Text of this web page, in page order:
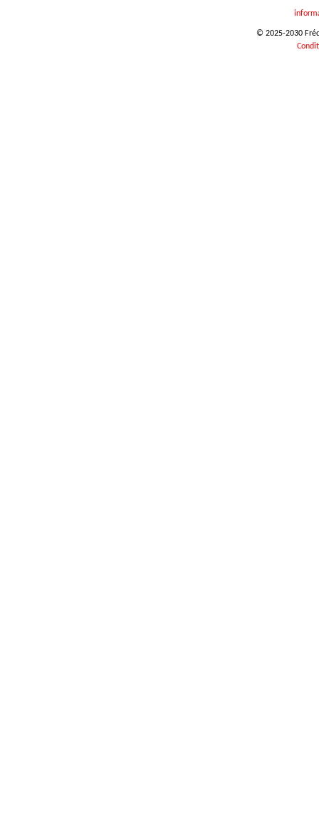
© 2025-2030